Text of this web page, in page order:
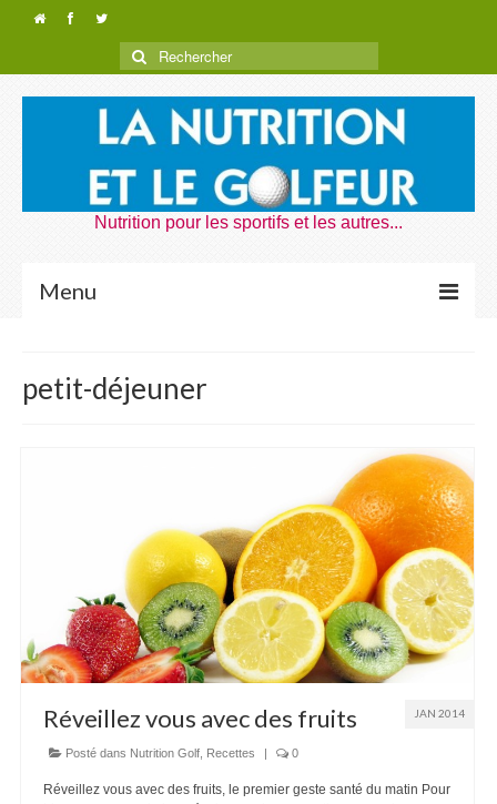
Nutrition pour les sportifs et les autres...
Menu
Dragons de Rouen
petit-déjeuner
JAN 2014
Réveillez vous avec des fruits
Posté dans Nutrition Golf Recettes 0
Réveillez vous avec des fruits, le premier geste santé du matin Pour